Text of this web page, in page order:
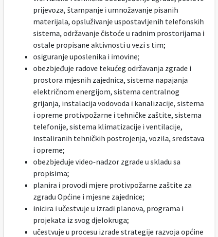
prijevoza, štampanje i umnožavanje pisanih
materijala, opsluživanje uspostavljenih telefonskih
sistema, održavanje čistoće u radnim prostorijama i
ostale propisane aktivnosti u vezi s tim;
osiguranje uposlenika i imovine;
obezbjeđuje radove tekućeg održavanja zgrade i
prostora mjesnih zajednica, sistema napajanja
električnom energijom, sistema centralnog
grijanja, instalacija vodovoda i kanalizacije, sistema
i opreme protivpožarne i tehničke zaštite, sistema
telefonije, sistema klimatizacije i ventilacije,
instaliranih tehničkih postrojenja, vozila, sredstava
i opreme;
obezbjeđuje video-nadzor zgrade u skladu sa
propisima;
planira i provodi mjere protivpožarne zaštite za
zgradu Općine i mjesne zajednice;
inicira i učestvuje u izradi planova, programa i
projekata iz svog djelokruga;
učestvuje u procesu izrade strategije razvoja općine